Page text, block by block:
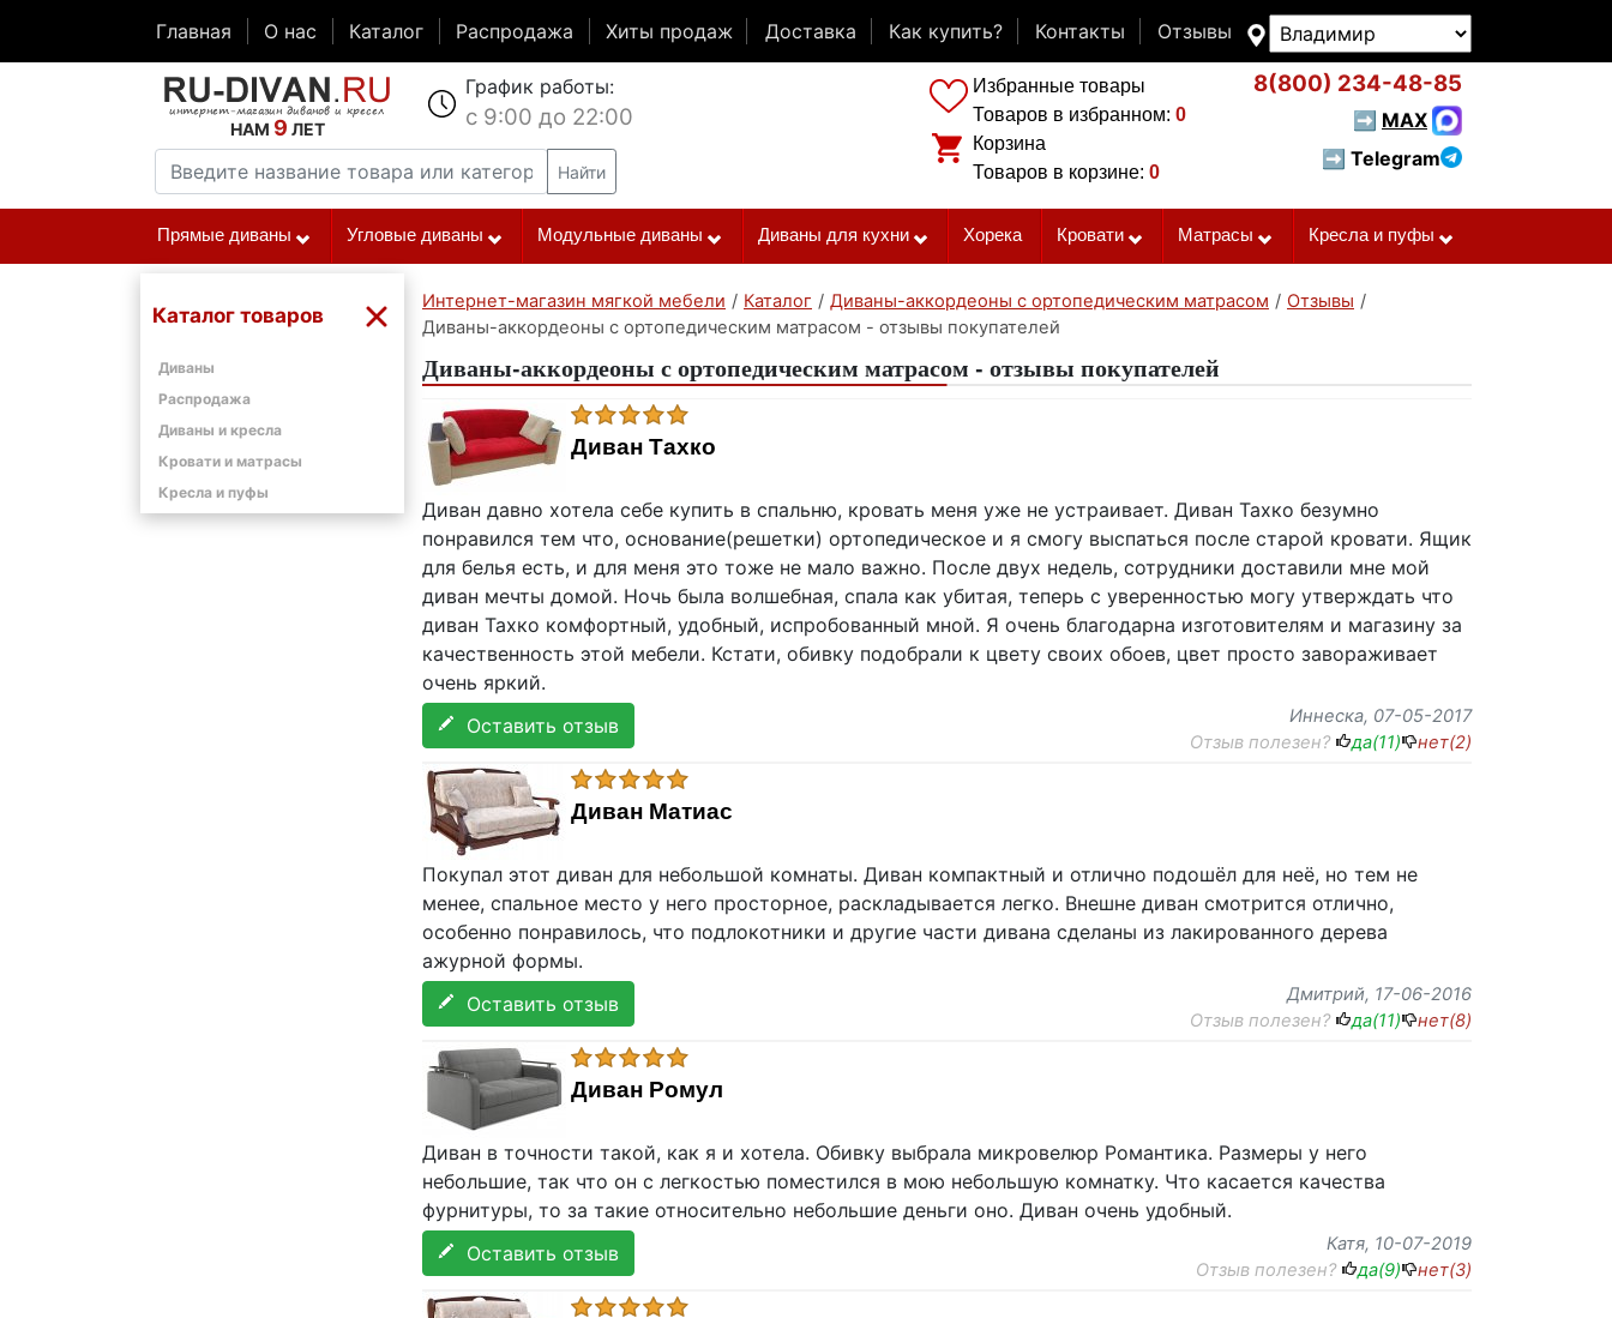
Главная О нас Каталог Распродажа Хиты продаж Доставка Как купить? Контакты Отзывы
НАМ 9 ЛЕТ
График работы:
с 9:00 до 22:00
Найти
Избранные товары
Товаров в избранном: 0
Корзина
Товаров в корзине: 0
8(800) 234-48-85
➡ MAX
➡ Telegram
Прямые диваны Угловые диваны Модульные диваны Диваны для кухни Хорека Кровати Матрасы Кресла и пуфы
Каталог товаров
Диваны
Распродажа
Диваны и кресла
Кровати и матрасы
Кресла и пуфы
Интернет-магазин мягкой мебели / Каталог / Диваны-аккордеоны с ортопедическим матрасом / Отзывы /
Диваны-аккордеоны с ортопедическим матрасом - отзывы покупателей
Диваны-аккордеоны с ортопедическим матрасом - отзывы покупателей
Диван Тахко
Диван давно хотела себе купить в спальню, кровать меня уже не устраивает. Диван Тахко безумно
понравился тем что, основание(решетки) ортопедическое и я смогу выспаться после старой кровати. Ящик
для белья есть, и для меня это тоже не мало важно. После двух недель, сотрудники доставили мне мой
диван мечты домой. Ночь была волшебная, спала как убитая, теперь с уверенностью могу утверждать что
диван Тахко комфортный, удобный, испробованный мной. Я очень благодарна изготовителям и магазину за
качественность этой мебели. Кстати, обивку подобрали к цвету своих обоев, цвет просто завораживает
очень яркий.
Оставить отзыв
Иннеска, 07-05-2017
Отзыв полезен?
да(11) нет(2)
Диван Матиас
Покупал этот диван для небольшой комнаты. Диван компактный и отлично подошёл для неё, но тем не
менее, спальное место у него просторное, раскладывается легко. Внешне диван смотрится отлично,
особенно понравилось, что подлокотники и другие части дивана сделаны из лакированного дерева
ажурной формы.
Оставить отзыв
Дмитрий, 17-06-2016
Отзыв полезен?
да(11) нет(8)
Диван Ромул
Диван в точности такой, как я и хотела. Обивку выбрала микровелюр Романтика. Размеры у него
небольшие, так что он с легкостью поместился в мою небольшую комнатку. Что касается качества
фурнитуры, то за такие относительно небольшие деньги оно. Диван очень удобный.
Оставить отзыв
Катя, 10-07-2019
Отзыв полезен?
да(9) нет(3)